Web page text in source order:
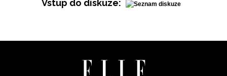
Vstup do diskuze: